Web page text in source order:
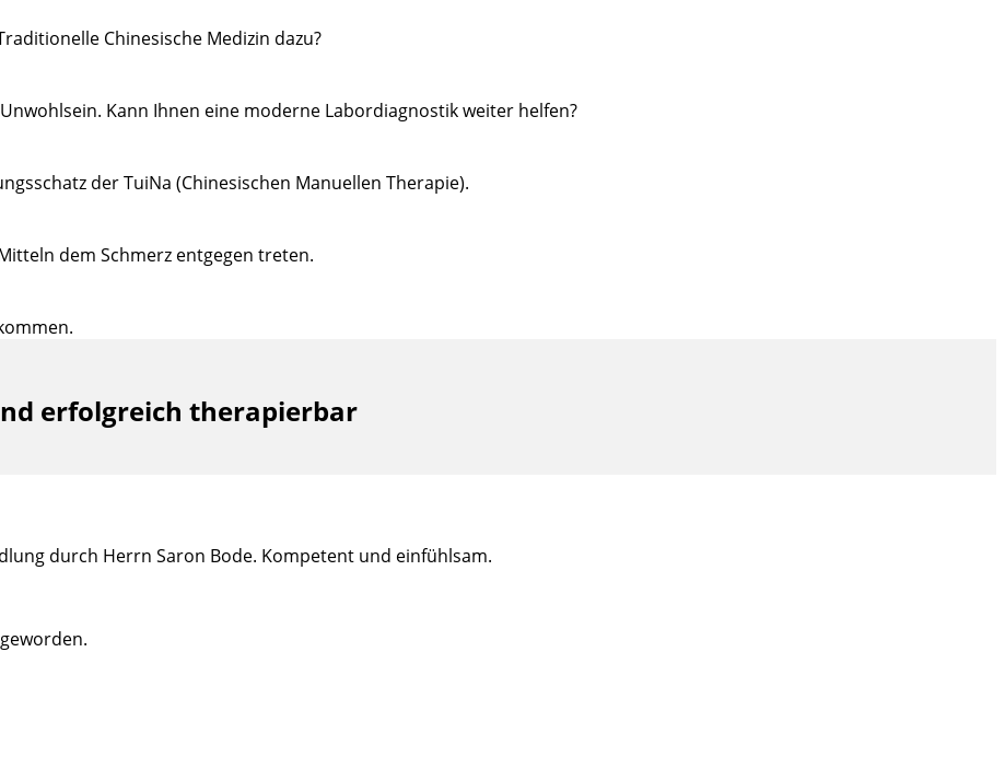
Chinesische Medizin dazu?
Kann Ihnen eine moderne Labordiagnostik weiter helfen?
der TuiNa (Chinesischen Manuellen Therapie).
dem Schmerz entgegen treten.
erfolgreich therapierbar
durch Herrn Saron Bode. Kompetent und einfühlsam.